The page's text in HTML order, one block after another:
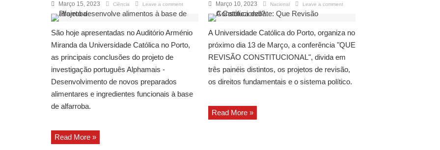
Março 15, 2023 Ciência Leave a comment
São hoje apresentadas no Auditório Arménio
Miranda da Universidade Católica no Porto,
as principais conclusões do projeto de
investigação português Alphamais -
Desenvolvimento de novos preparados
alimentares e ingredientes funcionais à base
de alfarroba.
Read More »
Março 10, 2023 Nacional Leave a comment
A Universidade Católica do Porto, organiza no
próximo dia 13 de Março, a conferência "QUE
REVISÃO CONSTITUCIONAL", divida em
três painéis distintos, os projetos de revisão,
os direitos fundamentais e o sistema político.
Read More »